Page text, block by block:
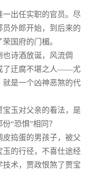
一出任实职的官员。尽
外郎开始，到后来的
国府的门楣。
诗酒放诞，风流倜
了迂腐不堪之人——尤
是一个凶神恶煞的代
玉对父亲的看法，是
“恐惧”相同？
捣蛋的男孩子，被父
的行径，不喜仕途经
术，贾政恨煞了贾宝